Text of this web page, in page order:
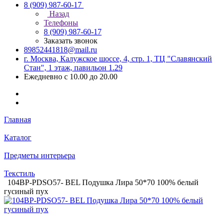
8 (909) 987-60-17
Назад
Телефоны
8 (909) 987-60-17
Заказать звонок
89852441818@mail.ru
г. Москва, Калужское шоссе, 4, стр. 1, ТЦ "Славянский
Стан", 1 этаж, павильон 1.29
Ежедневно с 10.00 до 20.00
Главная
Каталог
Предметы интерьера
Текстиль
104BP-PDSO57- BEL Подушка Лира 50*70 100% белый
гусиный пух